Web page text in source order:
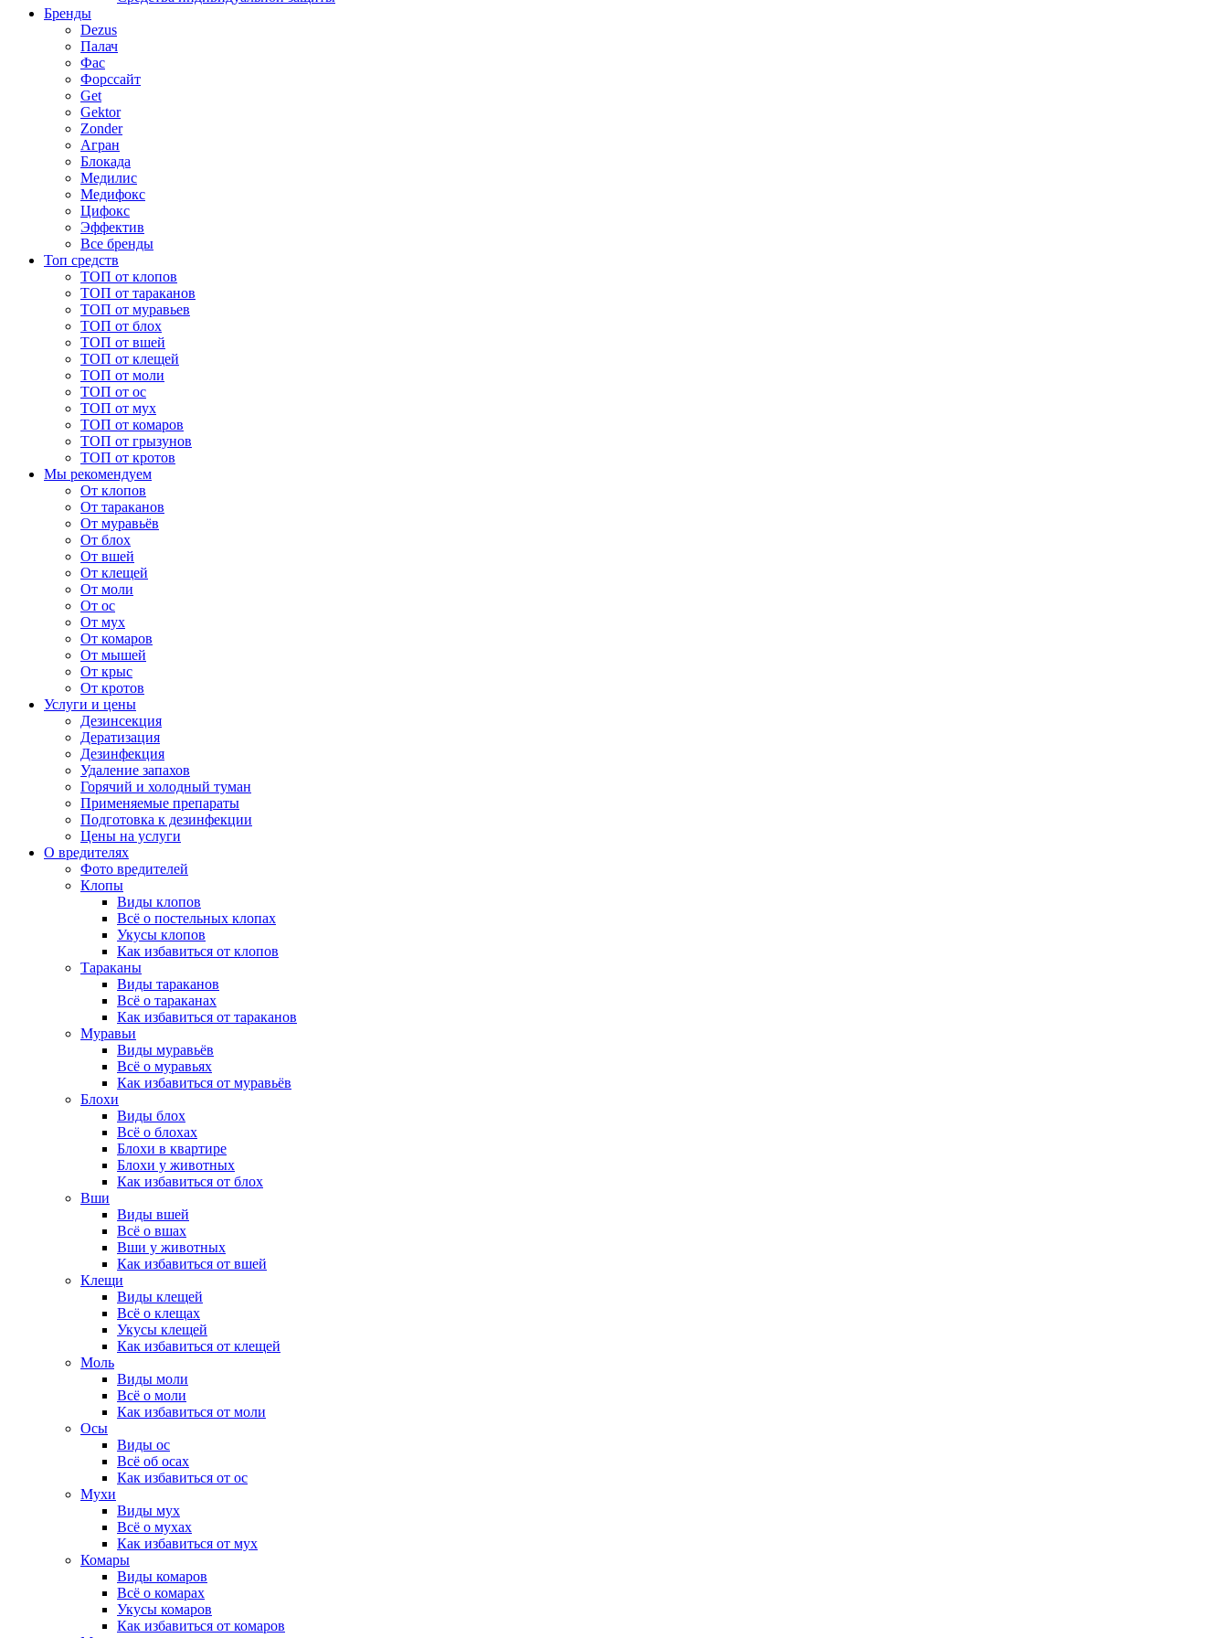
Бренды
Dezus
Палач
Фас
Форcсайт
Get
Gektor
Zonder
Агран
Блокада
Медилис
Медифокс
Цифокс
Эффектив
Все бренды
Топ средств
ТОП от клопов
ТОП от тараканов
ТОП от муравьев
ТОП от блох
ТОП от вшей
ТОП от клещей
ТОП от моли
ТОП от ос
ТОП от мух
ТОП от комаров
ТОП от грызунов
ТОП от кротов
Мы рекомендуем
От клопов
От тараканов
От муравьёв
От блох
От вшей
От клещей
От моли
От ос
От мух
От комаров
От мышей
От крыс
От кротов
Услуги и цены
Дезинсекция
Дератизация
Дезинфекция
Удаление запахов
Горячий и холодный туман
Применяемые препараты
Подготовка к дезинфекции
Цены на услуги
О вредителях
Фото вредителей
Клопы
Виды клопов
Всё о постельных клопах
Укусы клопов
Как избавиться от клопов
Тараканы
Виды тараканов
Всё о тараканах
Как избавиться от тараканов
Муравьи
Виды муравьёв
Всё о муравьях
Как избавиться от муравьёв
Блохи
Виды блох
Всё о блохах
Блохи в квартире
Блохи у животных
Как избавиться от блох
Вши
Виды вшей
Всё о вшах
Вши у животных
Как избавиться от вшей
Клещи
Виды клещей
Всё о клещах
Укусы клещей
Как избавиться от клещей
Моль
Виды моли
Всё о моли
Как избавиться от моли
Осы
Виды ос
Всё об осах
Как избавиться от ос
Мухи
Виды мух
Всё о мухах
Как избавиться от мух
Комары
Виды комаров
Всё о комарах
Укусы комаров
Как избавиться от комаров